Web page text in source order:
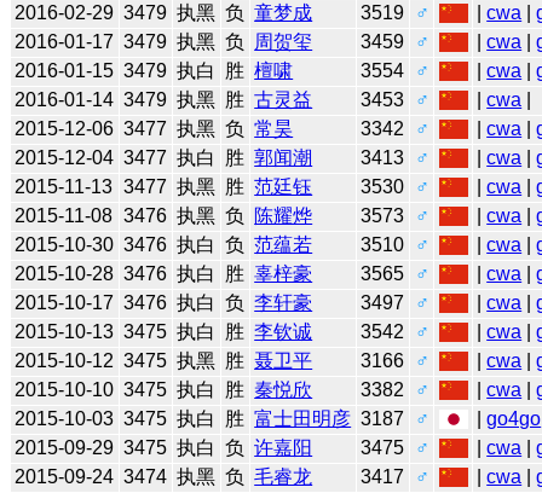
2016-02-29 3479 执黑 负 童梦成 3519 ♂ |cwa |
2016-01-17 3479 执黑 负 周贺玺 3459 ♂ |cwa |
2016-01-15 3479 执白 胜 檀啸 3554 ♂ |cwa |
2016-01-14 3479 执黑 胜 古灵益 3453 ♂ |cwa
2015-12-06 3477 执黑 负 常昊 3342 ♂ |cwa |
2015-12-04 3477 执白 胜 郭闻潮 3413 ♂ |cwa |
2015-11-13 3477 执黑 胜 范廷钰 3530 ♂ |cwa |
2015-11-08 3476 执黑 负 陈耀烨 3573 ♂ |cwa |
2015-10-30 3476 执白 负 范蕴若 3510 ♂ |cwa |
2015-10-28 3476 执白 胜 辜梓豪 3565 ♂ |cwa |
2015-10-17 3476 执白 负 李轩豪 3497 ♂ |cwa |
2015-10-13 3475 执白 胜 李钦诚 3542 ♂ |cwa |
2015-10-12 3475 执黑 胜 聂卫平 3166 ♂ |cwa |
2015-10-10 3475 执白 胜 秦悦欣 3382 ♂ |cwa |
2015-10-03 3475 执白 胜 富士田明彦 3187 ♂ |go4go
2015-09-29 3475 执白 负 许嘉阳 3475 ♂ |cwa |
2015-09-24 3474 执黑 负 毛睿龙 3417 ♂ |cwa |